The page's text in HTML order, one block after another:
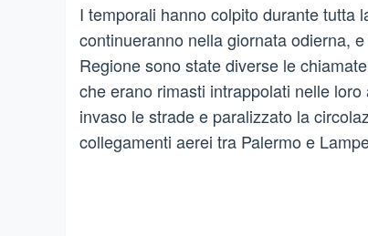
I temporali hanno colpito durante tutta
continueranno nella giornata odierna,
Regione sono state diverse le
che erano rimasti intrappolati nelle
invaso le strade e paralizzato la
collegamenti aerei tra Palermo e